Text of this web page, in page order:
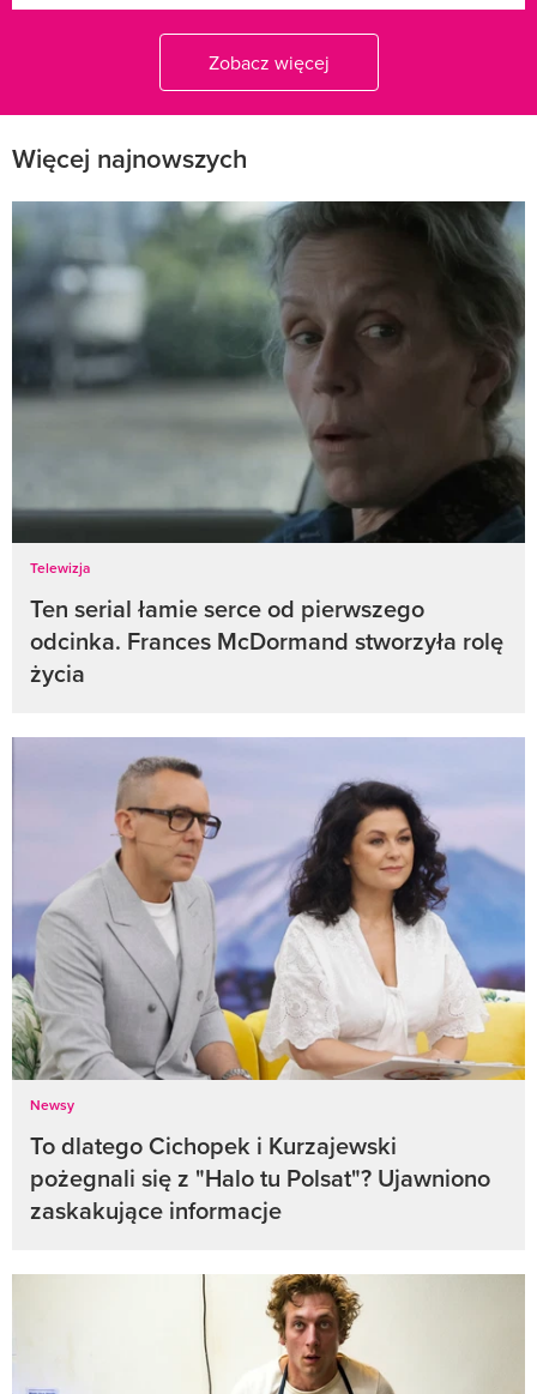
Zobacz więcej
Więcej najnowszych
Telewizja
Ten serial łamie serce od pierwszego
odcinka. Frances McDormand stworzyła rolę
życia
Newsy
To dlatego Cichopek i Kurzajewski
pożegnali się z "Halo tu Polsat"? Ujawniono
zaskakujące informacje